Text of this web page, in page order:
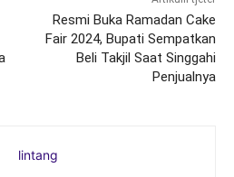
Resmi Buka Ramadan Cake
Fair 2024, Bupati Sempatkan
Beli Takjil Saat Singgahi
Penjualnya